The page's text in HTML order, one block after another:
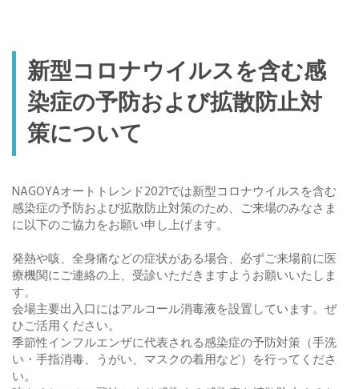
新型コロナウイルスを含む感
染症の予防および拡散防止対
策について
NAGOYAオートトレンド2021では新型コロナウイルスを含む
感染症の予防および拡散防止対策のため、ご来場のみなさま
に以下のご協力をお願い申し上げます。
発熱や咳、全身痛などの症状がある場合、必ずご来場前に医
療機関にご連絡の上、受診いただきますようお願いいたしま
す。
会場主要出入口にはアルコール消毒液を設置しています。ぜ
ひご活用ください。
季節性インフルエンザに代表される感染症の予防対策（手洗
い・手指消毒、うがい、マスクの着用など）を行ってくださ
い。